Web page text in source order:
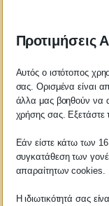
Προτιμήσεις
Αυτός ο ιστότοπος
σας. Ορισμένα είναι
άλλα μας βοηθούν να
χρήσης σας. Εξετάστε
Εάν είστε κάτω των 16
συγκατάθεση των
απαραίτητων cookies.
Η ιδιωτικότητά σας